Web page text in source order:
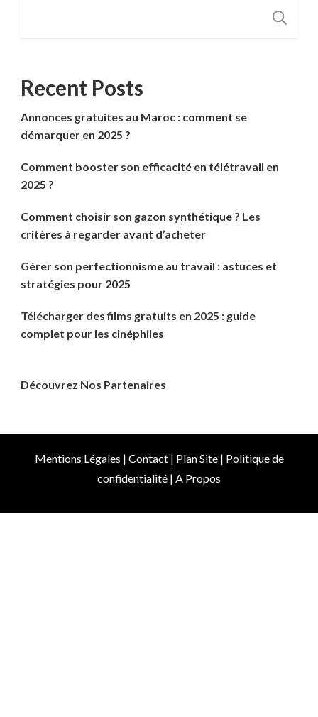
Recent Posts
Annonces gratuites au Maroc : comment se
démarquer en 2025 ?
Comment booster son efficacité en télétravail en
2025 ?
Comment choisir son gazon synthétique ? Les
critères à regarder avant d’acheter
Gérer son perfectionnisme au travail : astuces et
stratégies pour 2025
Télécharger des films gratuits en 2025 : guide
complet pour les cinéphiles
Découvrez Nos Partenaires
Mentions Légales | Contact| Plan Site| Politique de
confidentialité | A Propos